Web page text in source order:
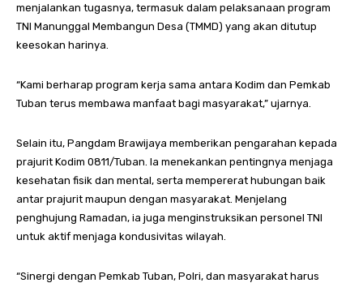
menjalankan tugasnya, termasuk dalam pelaksanaan program
TNI Manunggal Membangun Desa (TMMD) yang akan ditutup
keesokan harinya.
“Kami berharap program kerja sama antara Kodim dan Pemkab
Tuban terus membawa manfaat bagi masyarakat,” ujarnya.
Selain itu, Pangdam Brawijaya memberikan pengarahan kepada
prajurit Kodim 0811/Tuban. Ia menekankan pentingnya menjaga
kesehatan fisik dan mental, serta mempererat hubungan baik
antar prajurit maupun dengan masyarakat. Menjelang
penghujung Ramadan, ia juga menginstruksikan personel TNI
untuk aktif menjaga kondusivitas wilayah.
“Sinergi dengan Pemkab Tuban, Polri, dan masyarakat harus